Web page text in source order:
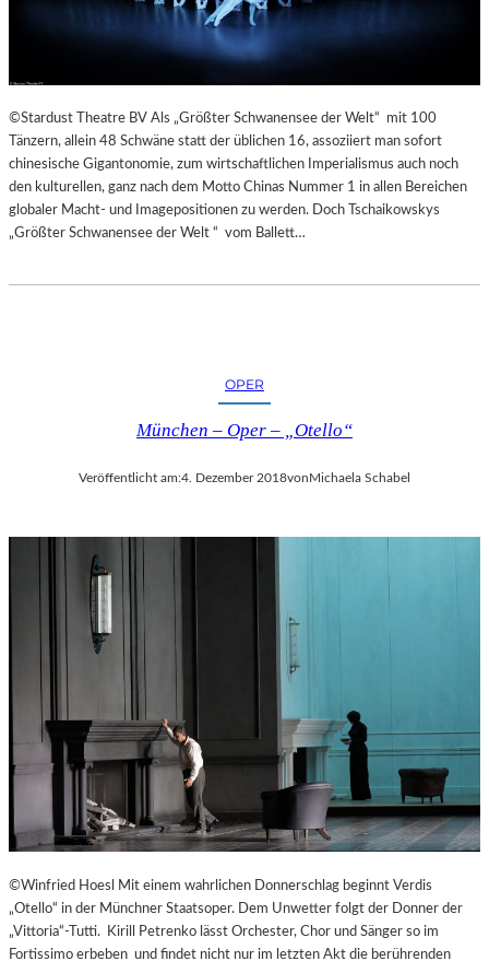
©Stardust Theatre BV Als „Größter Schwanensee der Welt“ mit 100
Tänzern, allein 48 Schwäne statt der üblichen 16, assoziiert man sofort
chinesische Gigantonomie, zum wirtschaftlichen Imperialismus auch noch
den kulturellen, ganz nach dem Motto Chinas Nummer 1 in allen Bereichen
globaler Macht- und Imagepositionen zu werden. Doch Tschaikowskys
„Größter Schwanensee der Welt “ vom Ballett…
OPER
München – Oper – „Otello“
Veröffentlicht am:4. Dezember 2018von Michaela Schabel
©Winfried Hoesl Mit einem wahrlichen Donnerschlag beginnt Verdis
„Otello“ in der Münchner Staatsoper. Dem Unwetter folgt der Donner der
„Vittoria“-Tutti. Kirill Petrenko lässt Orchester, Chor und Sänger so im
Fortissimo erbeben und findet nicht nur im letzten Akt die berührenden